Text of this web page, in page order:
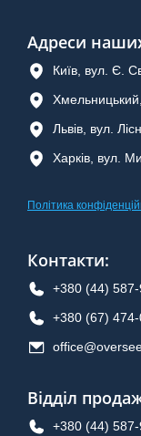
Адреси
Київ, вул. Є.
Львів, вул.
Харків, вул.
Політика
Контакти:
+380 (44)
+380 (67)
Відділ
+380 (44)